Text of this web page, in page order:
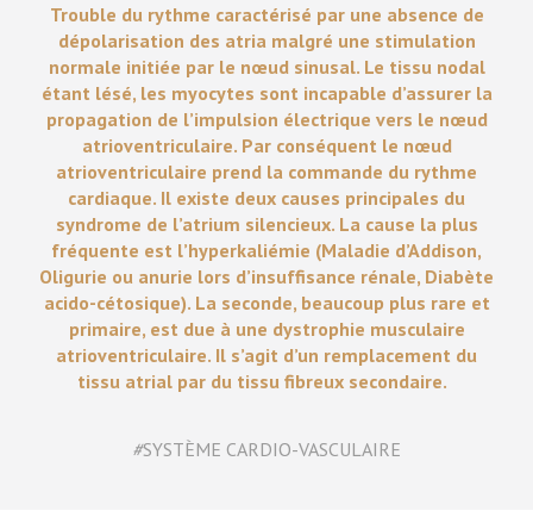
Trouble du rythme caractérisé par une absence de
dépolarisation des atria malgré une stimulation
normale initiée par le nœud sinusal. Le tissu nodal
étant lésé, les myocytes sont incapable d’assurer la
propagation de l’impulsion électrique vers le nœud
atrioventriculaire. Par conséquent le nœud
atrioventriculaire prend la commande du rythme
cardiaque. Il existe deux causes principales du
syndrome de l’atrium silencieux. La cause la plus
fréquente est l’hyperkaliémie (Maladie d’Addison,
Oligurie ou anurie lors d’insuffisance rénale, Diabète
acido-cétosique). La seconde, beaucoup plus rare et
primaire, est due à une dystrophie musculaire
atrioventriculaire. Il s’agit d’un remplacement du
tissu atrial par du tissu fibreux secondaire.
#SYSTÈME CARDIO-VASCULAIRE